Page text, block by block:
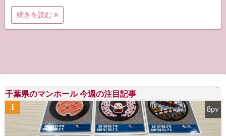
続きを読む
千葉県のマンホール 今週の注目記事
1
8pv